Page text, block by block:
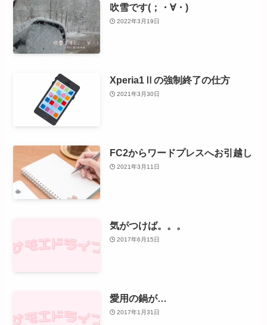
吹雪です(；・∀・)
2022年3月19日
Xperia1Ⅱの強制終了の仕方
2021年3月30日
FC2からワードプレスへお引越し
2021年3月11日
気がつけば。。。
2017年6月15日
愛用の鍋が…
2017年1月31日